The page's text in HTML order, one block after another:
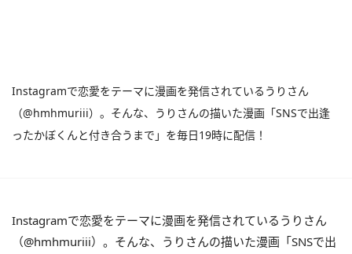
Instagramで恋愛をテーマに漫画を発信されているうりさん
（@hmhmuriii）。そんな、うりさんの描いた漫画「SNSで出逢
ったかぼくんと付き合うまで」を毎日19時に配信！
Instagramで恋愛をテーマに漫画を発信されているうりさん
（@hmhmuriii）。そんな、うりさんの描いた漫画「SNSで出